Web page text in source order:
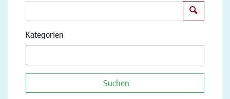
Kategorien
Suchen